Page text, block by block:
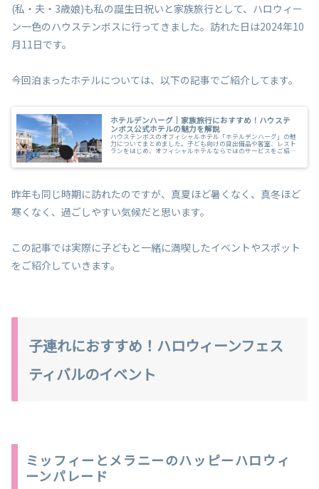
(私・夫・3歳娘)も私の誕生日祝いと家族旅行として、ハロウィー
ン一色のハウステンボスに行ってきました。訪れた日は2024年10
月11日です。
今回泊まったホテルについては、以下の記事でご紹介してます。
ホテルデンハーグ｜家族旅行におすすめ！ハウステ
ンボス公式ホテルの魅力を解説
ハウステンボスのオフィシャルホテル「ホテルデンハーグ」の魅
力についてまとめました。子ども向けの貸出備品や客室、レスト
ランをはじめ、オフィシャルホテルならではのサービスをご紹介
昨年も同じ時期に訪れたのですが、真夏ほど暑くなく、真冬ほど
寒くなく、過ごしやすい気候だと思います。
この記事では実際に子どもと一緒に満喫したイベントやスポット
をご紹介していきます。
子連れにおすすめ！ハロウィーンフェス
ティバルのイベント
ミッフィーとメラニーのハッピーハロウィ
ーンパレード